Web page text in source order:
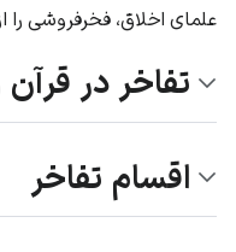
علمای اخلاق، فخرفروشی را
تفاخر در
اقسام تفاخر